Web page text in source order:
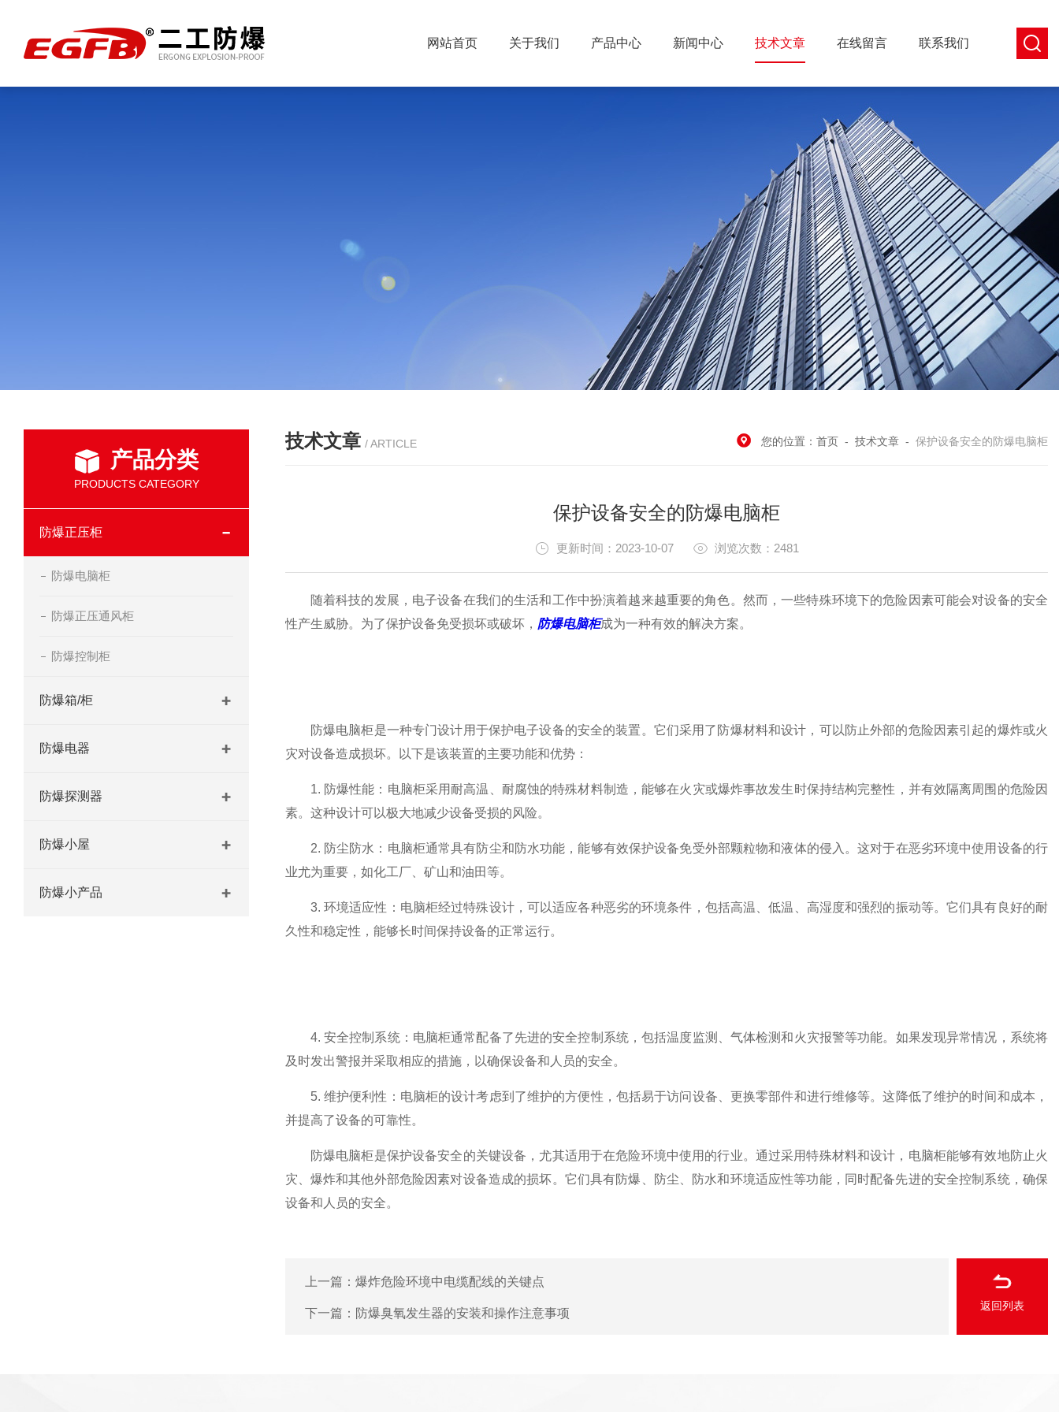
网站首页 关于我们 产品中心 新闻中心 技术文章 在线留言 联系我们
产品分类
PRODUCTS CATEGORY
防爆正压柜
防爆电脑柜
防爆正压通风柜
防爆控制柜
防爆箱/柜
防爆电器
防爆探测器
防爆小屋
防爆小产品
技术文章 / ARTICLE 您的位置： 首页 - 技术文章 - 保护设备安全的防爆电脑柜
保护设备安全的防爆电脑柜
更新时间：2023-10-07 浏览次数：2481
随着科技的发展，电子设备在我们的生活和工作中扮演着越来越重要的角色。然而，一些特殊环境下的危险因素可能会对设备的安全
性产生威胁。为了保护设备免受损坏或破坏， 防爆电脑柜成为一种有效的解决方案。
防爆电脑柜是一种专门设计用于保护电子设备的安全的装置。它们采用了防爆材料和设计，可以防止外部的危险因素引起的爆炸或火
灾对设备造成损坏。以下是该装置的主要功能和优势：
1. 防爆性能：电脑柜采用耐高温、耐腐蚀的特殊材料制造，能够在火灾或爆炸事故发生时保持结构完整性，并有效隔离周围的危险因
素。这种设计可以极大地减少设备受损的风险。
2. 防尘防水：电脑柜通常具有防尘和防水功能，能够有效保护设备免受外部颗粒物和液体的侵入。这对于在恶劣环境中使用设备的行
业尤为重要，如化工厂、矿山和油田等。
3. 环境适应性：电脑柜经过特殊设计，可以适应各种恶劣的环境条件，包括高温、低温、高湿度和强烈的振动等。它们具有良好的耐
久性和稳定性，能够长时间保持设备的正常运行。
4. 安全控制系统：电脑柜通常配备了先进的安全控制系统，包括温度监测、气体检测和火灾报警等功能。如果发现异常情况，系统将
及时发出警报并采取相应的措施，以确保设备和人员的安全。
5. 维护便利性：电脑柜的设计考虑到了维护的方便性，包括易于访问设备、更换零部件和进行维修等。这降低了维护的时间和成本，
并提高了设备的可靠性。
防爆电脑柜是保护设备安全的关键设备，尤其适用于在危险环境中使用的行业。通过采用特殊材料和设计，电脑柜能够有效地防止火
灾、爆炸和其他外部危险因素对设备造成的损坏。它们具有防爆、防尘、防水和环境适应性等功能，同时配备先进的安全控制系统，确保
设备和人员的安全。
上一篇： 爆炸危险环境中电缆配线的关键点
下一篇： 防爆臭氧发生器的安装和操作注意事项
返回列表